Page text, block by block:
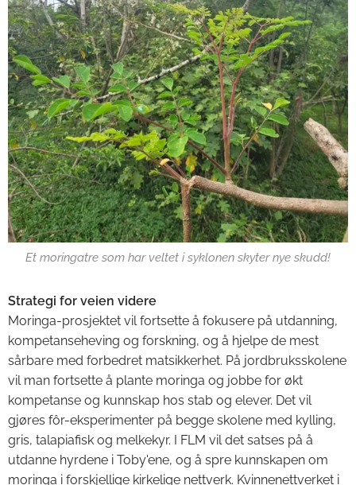
Et moringatre som har veltet i syklonen skyter nye skudd!
Strategi for veien videre
Moringa-prosjektet vil fortsette å fokusere på utdanning,
kompetanseheving og forskning, og å hjelpe de mest
sårbare med forbedret matsikkerhet. På jordbruksskolene
vil man fortsette å plante moringa og jobbe for økt
kompetanse og kunnskap hos stab og elever. Det vil
gjøres fôr-eksperimenter på begge skolene med kylling,
gris, talapiafisk og melkekyr. I FLM vil det satses på å
utdanne hyrdene i Toby'ene, og å spre kunnskapen om
moringa i forskjellige kirkelige nettverk. Kvinnenettverket i